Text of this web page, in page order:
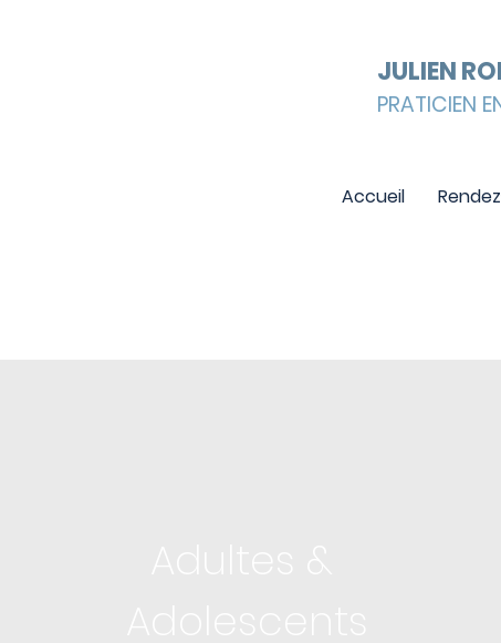
PRATICIEN
JULIEN
Accueil